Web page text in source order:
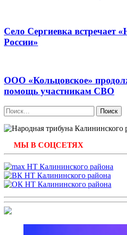
Село Сергиевка встречает
России»
ООО «Кольцовское»
помощь участникам СВО
Найти:
МЫ В СОЦСЕТЯХ